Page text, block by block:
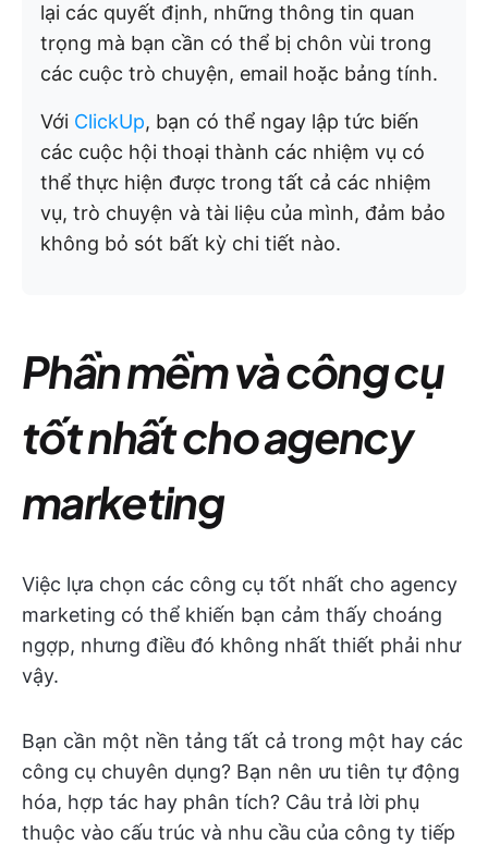
lại các quyết định, những thông tin quan
trọng mà bạn cần có thể bị chôn vùi trong
các cuộc trò chuyện, email hoặc bảng tính.
Với ClickUp, bạn có thể ngay lập tức biến
các cuộc hội thoại thành các nhiệm vụ có
thể thực hiện được trong tất cả các nhiệm
vụ, trò chuyện và tài liệu của mình, đảm bảo
không bỏ sót bất kỳ chi tiết nào.
Phần mềm và công cụ
tốt nhất cho agency
marketing
Việc lựa chọn các công cụ tốt nhất cho agency
marketing có thể khiến bạn cảm thấy choáng
ngợp, nhưng điều đó không nhất thiết phải như
vậy.
Bạn cần một nền tảng tất cả trong một hay các
công cụ chuyên dụng? Bạn nên ưu tiên tự động
hóa, hợp tác hay phân tích? Câu trả lời phụ
thuộc vào cấu trúc và nhu cầu của công ty tiếp